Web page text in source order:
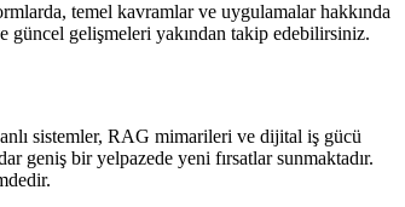
temel kavramlar ve uygulamalar hakkında
gelişmeleri yakından takip edebilirsiniz.
sistemler, RAG mimarileri ve dijital iş gücü
geniş bir yelpazede yeni fırsatlar sunmaktadır.